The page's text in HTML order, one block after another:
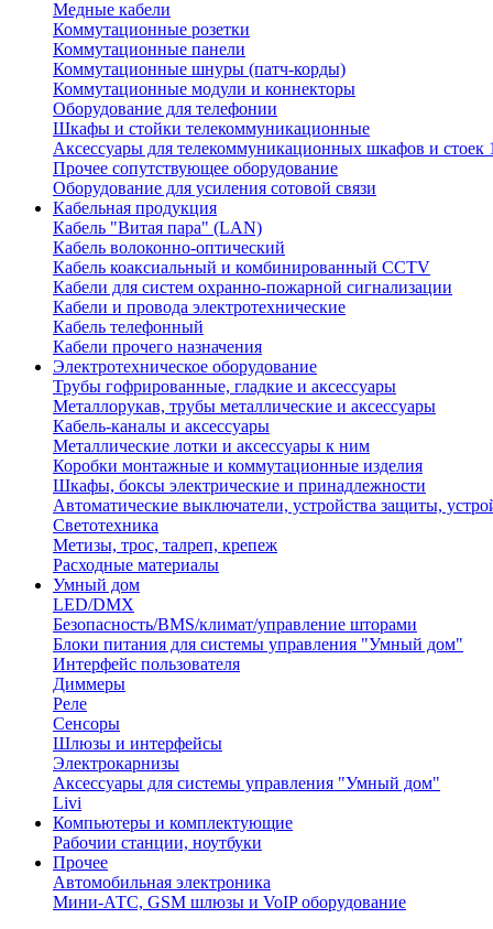
Медные кабели
Коммутационные розетки
Коммутационные панели
Коммутационные шнуры (патч-корды)
Коммутационные модули и коннекторы
Оборудование для телефонии
Шкафы и стойки телекоммуникационные
Аксессуары для телекоммуникационных шкафов и стоек
Прочее сопутствующее оборудование
Оборудование для усиления сотовой связи
Кабельная продукция
Кабель "Витая пара" (LAN)
Кабель волоконно-оптический
Кабель коаксиальный и комбинированный CCTV
Кабели для систем охранно-пожарной сигнализации
Кабели и провода электротехнические
Кабель телефонный
Кабели прочего назначения
Электротехническое оборудование
Трубы гофрированные, гладкие и аксессуары
Металлорукав, трубы металлические и аксессуары
Кабель-каналы и аксессуары
Металлические лотки и аксессуары к ним
Коробки монтажные и коммутационные изделия
Шкафы, боксы электрические и принадлежности
Автоматические выключатели, устройства защиты,
Светотехника
Метизы, трос, талреп, крепеж
Расходные материалы
Умный дом
LED/DMX
Безопасность/BMS/климат/управление шторами
Блоки питания для системы управления "Умный дом"
Интерфейс пользователя
Диммеры
Реле
Сенсоры
Шлюзы и интерфейсы
Электрокарнизы
Аксессуары для системы управления "Умный дом"
Livi
Компьютеры и комплектующие
Рабочии станции, ноутбуки
Прочее
Автомобильная электроника
Мини-АТС, GSM шлюзы и VoIP оборудование